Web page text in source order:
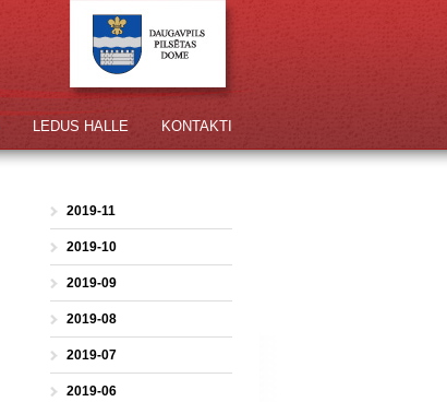
KONTAKTI
LEDUS HALLE
2019-11
2019-10
2019-09
2019-08
2019-07
2019-06